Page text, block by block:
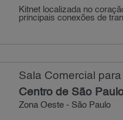
Kitnet localizada no
principais conexões de
Sala Comercial
Centro de São
Zona Oeste - São Paulo